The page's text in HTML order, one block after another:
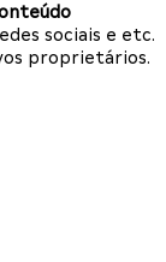
sociais e etc.
proprietários.